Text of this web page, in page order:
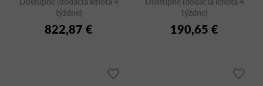
týždne)
822,87 €
týždne)
190,65 €